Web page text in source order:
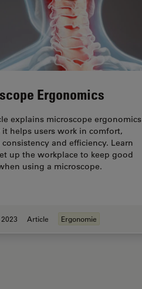
Ergonomics
explains microscope ergonomics
helps users work in comfort,
and efficiency. Learn
up the workplace to keep good
using a microscope.
Article Ergonomie